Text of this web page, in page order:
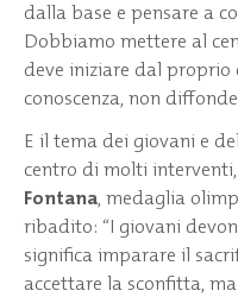
dalla base e pensare a
Dobbiamo mettere al
deve iniziare dal
conoscenza, non
E il tema dei giovani e
centro di molti
Fontana, medaglia
ribadito: “I giovani
significa imparare il
accettare la sconfitta,